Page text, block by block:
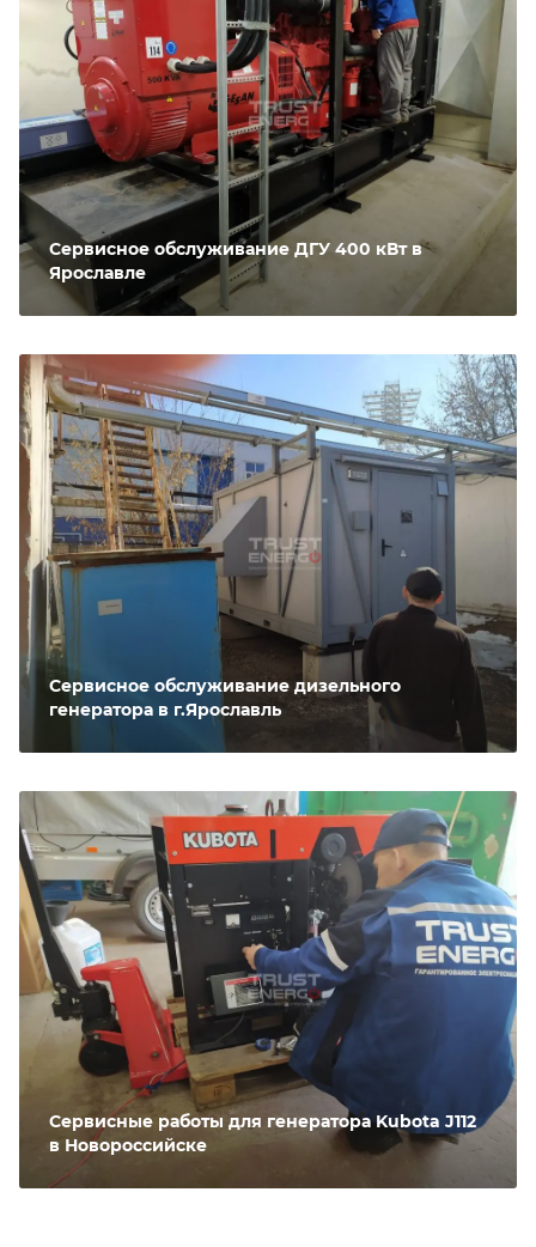
Сервисное обслуживание ДГУ 400 кВт в
Ярославле
Сервисное обслуживание дизельного
генератора в г.Ярославль
Сервисные работы для генератора Kubota J112
в Новороссийске